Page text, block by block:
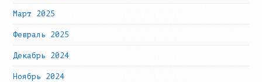
Март 2025
Февраль 2025
Декабрь 2024
Ноябрь 2024